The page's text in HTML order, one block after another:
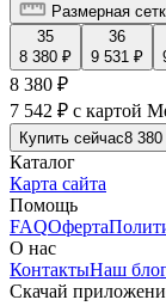
Размерная
35
8 380 ₽
36
9 531 ₽
8 380 ₽
7 542 ₽ с картой
Купить сейчас8 380
Каталог
Карта сайта
Помощь
FAQОферта
О нас
КонтактыНаш
Скачай